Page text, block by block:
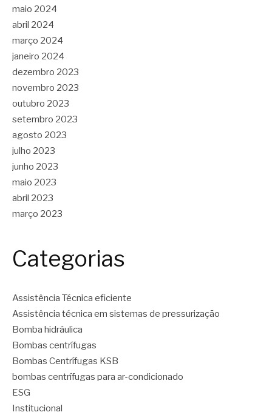
maio 2024
abril 2024
março 2024
janeiro 2024
dezembro 2023
novembro 2023
outubro 2023
setembro 2023
agosto 2023
julho 2023
junho 2023
maio 2023
abril 2023
março 2023
Categorias
Assistência Técnica eficiente
Assistência técnica em sistemas de pressurização
Bomba hidráulica
Bombas centrífugas
Bombas Centrífugas KSB
bombas centrífugas para ar-condicionado
ESG
Institucional